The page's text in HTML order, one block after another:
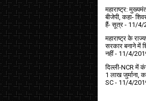
महाराष्ट्र:
बीजेपी, कहा-
हैं- सूत्र - 11/4/
महाराष्ट्र के
सरकार बनाने में
नहीं- 11/4/
दिल्ली-NCR में
1 लाख जुर्माना,
SC - 11/4/